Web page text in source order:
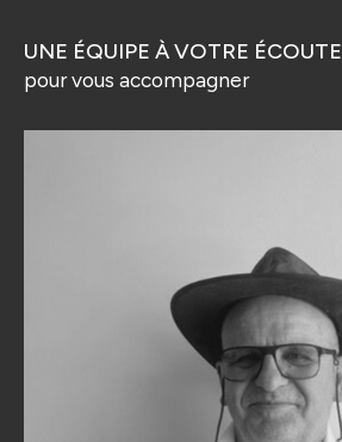
UNE ÉQUIPE À VOTRE ÉCOUTE
pour vous accompagner